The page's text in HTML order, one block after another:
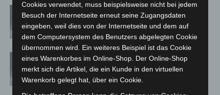
Corona-Verordnung in Niedersachsen
zum 1. März aufgehoben
Corona-Schutzmaßnahmen in Schule
und KiTa: vom Land bis Ostern –
Absonderungspflicht läuft aus
Cookies verwendet, muss beispielsweise nicht bei jedem
Besuch der Internetseite erneut seine Zugangsdaten
eingeben, weil dies von der Internetseite und dem auf
dem Computersystem des Benutzers abgelegten Cookie
übernommen wird. Ein weiteres Beispiel ist das Cookie
eines Warenkorbes im Online-Shop. Der Online-Shop
merkt sich die Artikel, die ein Kunde in den virtuellen
Warenkorb gelegt hat, über ein Cookie.